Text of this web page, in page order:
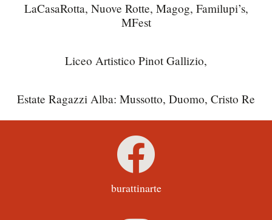
LaCasaRotta, Nuove Rotte, Magog, Familupi’s,
MFest
Liceo Artistico Pinot Gallizio,
Estate Ragazzi Alba: Mussotto, Duomo, Cristo Re
burattinarte